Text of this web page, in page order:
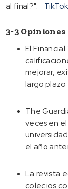
al final?".
TikTok
3‑3
El
mejorar,
largo plazo
The
veces en
el año
La revista
colegios